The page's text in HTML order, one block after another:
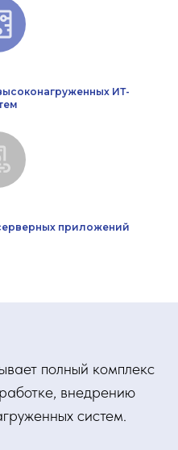
ИТ-
приложений
полный комплекс
внедрению
систем.